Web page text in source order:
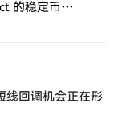
的稳定币
线回调机会正在形